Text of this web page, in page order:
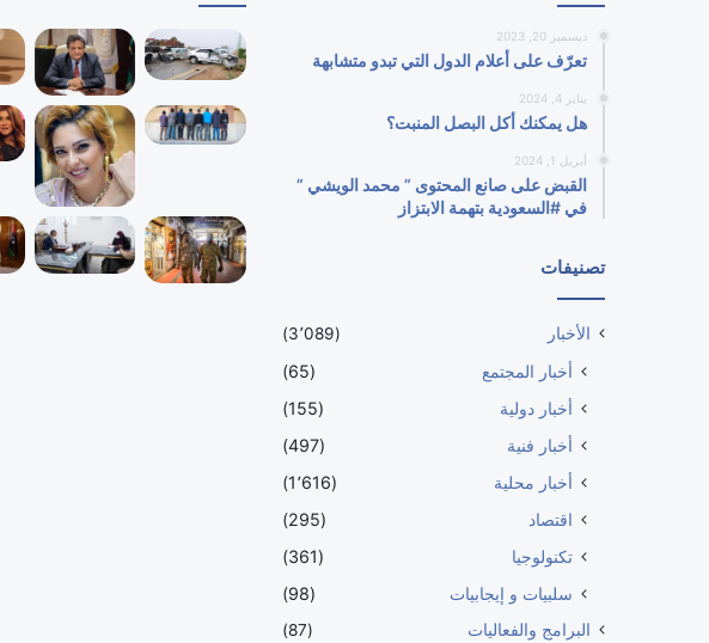
ديسمبر 20, 2023
تعرّف على أعلام الدول التي تبدو متشابهة
يناير 4, 2024
هل يمكنك أكل البصل المنبت؟
أبريل 1, 2024
القبض على صانع المحتوى ” محمد الويشي ”
في #السعودية بتهمة الابتزاز
تصنيفات
الأخبار (3٬089)
أخبار المجتمع
(65)
أخبار دولية
(155)
أخبار فنية
(497)
أخبار محلية
(1٬616)
اقتصاد
(295)
تكنولوجيا
(361)
سلبيات و إيجابيات
(98)
البرامج والفعاليات (87)